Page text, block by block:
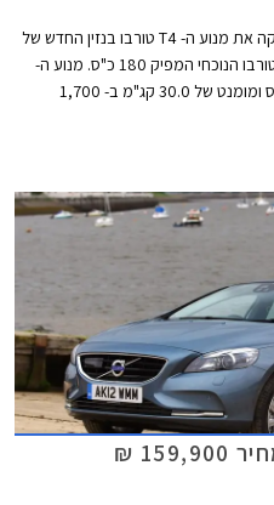
חברת מאיר, יבואנית וולוו לישראל, משיקה את מנוע ה- T4 טורבו בנזין החדש של
החברה שמחליף את מנוע ה- 1.6 ליטר טורבו הנוכחי המפיק 180 כ"ס. מנוע ה-
T4 החדש בנפח 2.0 ליטר מפיק 190 כ"ס ומומנט של 30.0 קג"מ ב- 1,700
ליטר היוצא.